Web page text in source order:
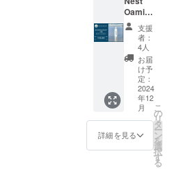
な香り
を伴う
ホップ
のアロ
マ、ス
カッと
した喉
越しが
海との
相性が
抜群！
プフ
ルー
ティー
な香り
を保ち
つつ、
アル
コール
度数を
少し下
げ、 飲
みやす
い IPA
げまし
た。 夏
IPAと
Rusty
Nest
Sessio
n IPAを
両方を
お楽し
みいた
だける
贅沢な
飲み比
べセッ
トで
礼の
メッ
セージ
コラボ
ビール
完成に
向けた
試作品
をクラ
ウド
ファン
ディン
Oamish
irasato
のオリ
ジナ
ル ロ
ゴ入り
グラウ
ラー
（水
筒）を
お届け
しま
す。炭
酸も保
支援
者：
4人
お届
け予
定：
2024
年12
月
詳細を見る
こ
の
リ
タ
ー
ン
を
選
択
す
る